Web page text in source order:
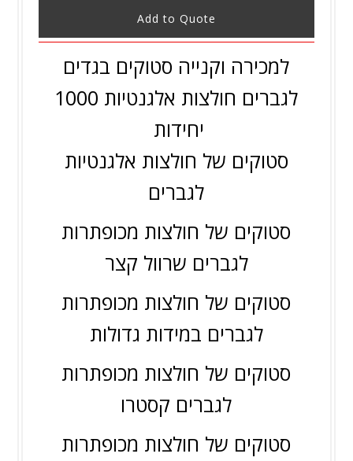
Add to Quote
למכירה וקנייה סטוקים בגדים
לגברים חולצות אלגנטיות 1000
יחידות
סטוקים של חולצות אלגנטיות
לגברים
סטוקים של חולצות מכופתרות
לגברים שרוול קצר
סטוקים של חולצות מכופתרות
לגברים במידות גדולות
סטוקים של חולצות מכופתרות
לגברים קסטרו
סטוקים של חולצות מכופתרות